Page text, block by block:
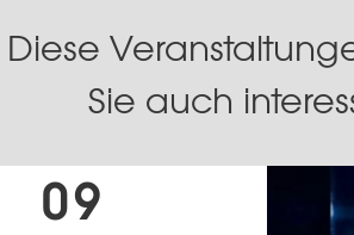
Diese
Sie auch
09